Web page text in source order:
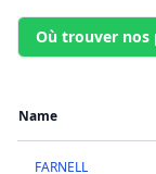
Où trouver nos
Name
FARNELL